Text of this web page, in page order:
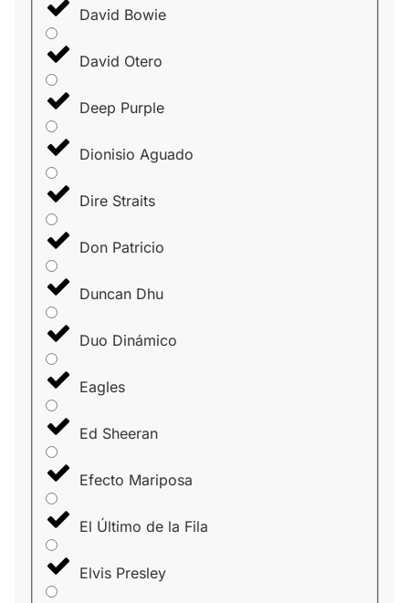
David Bowie
David Otero
Deep Purple
Dionisio Aguado
Dire Straits
Don Patricio
Duncan Dhu
Duo Dinámico
Eagles
Ed Sheeran
Efecto Mariposa
El Último de la Fila
Elvis Presley